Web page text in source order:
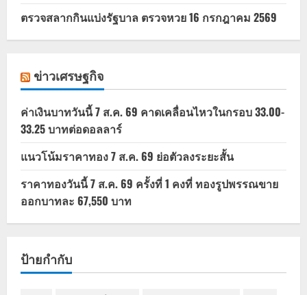
ตรวจสลากกินแบ่งรัฐบาล ตรวจหวย 16 กรกฎาคม 2569
ข่าวเศรษฐกิจ
ค่าเงินบาทวันนี้ 7 ส.ค. 69 คาดเคลื่อนไหวในกรอบ 33.00-
33.25 บาทต่อดอลลาร์
แนวโน้มราคาทอง 7 ส.ค. 69 ย่อตัวลงระยะสั้น
ราคาทองวันนี้ 7 ส.ค. 69 ครั้งที่ 1 คงที่ ทองรูปพรรณขาย
ออกบาทละ 67,550 บาท
ป้ายกำกับ